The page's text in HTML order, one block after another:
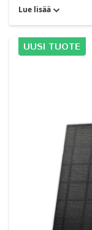
Lue lisää